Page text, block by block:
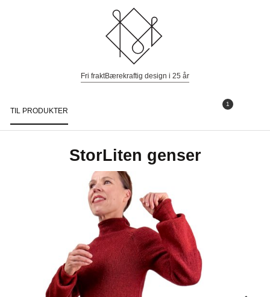
Fri fraktBærekraftig design i 25 år
1
TIL PRODUKTER
StorLiten genser